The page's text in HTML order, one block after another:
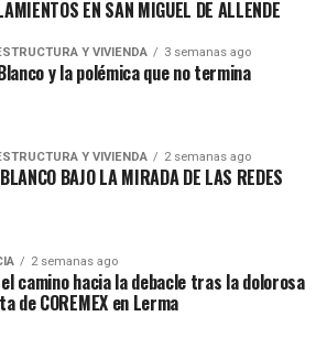
EN SAN MIGUEL DE ALLENDE
Y VIVIENDA 3 semanas ago
y la polémica que no termina
Y VIVIENDA 2 semanas ago
BAJO LA MIRADA DE LAS REDES
2 semanas ago
camino hacia la debacle tras la dolorosa
de COREMEX en Lerma